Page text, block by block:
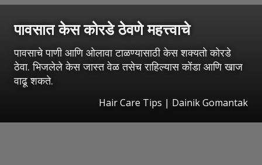
पावसात केस कोरडे ठेवणे महत्त्वाचे
पावसाचे पाणी आणि ओलावा टाळण्यासाठी केस शक्यतो कोरडे
ठेवा. भिजलेले केस जास्त वेळ तसेच राहिल्यास कोंडा आणि खाज
वाढू शकते.
Hair Care Tips | Dainik Gomantak